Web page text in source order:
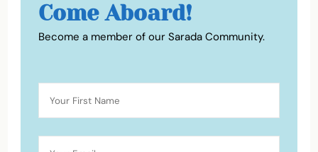
Come Aboard!
Become a member of our Sarada Community.